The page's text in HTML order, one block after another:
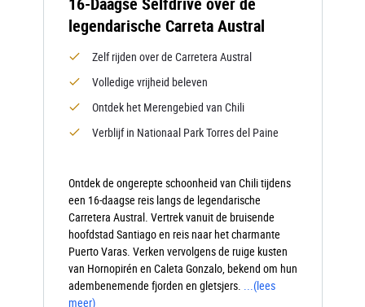
legendarische Carreta Austral
Zelf rijden over de Carretera Austral
Volledige vrijheid beleven
Ontdek het Merengebied van Chili
Verblijf in Nationaal Park Torres del Paine
Ontdek de ongerepte schoonheid van Chili tijdens
een 16-daagse reis langs de legendarische
Carretera Austral. Vertrek vanuit de bruisende
hoofdstad Santiago en reis naar het charmante
Puerto Varas. Verken vervolgens de ruige kusten
van Hornopirén en Caleta Gonzalo, bekend om hun
adembenemende fjorden en gletsjers. ...(lees
meer)